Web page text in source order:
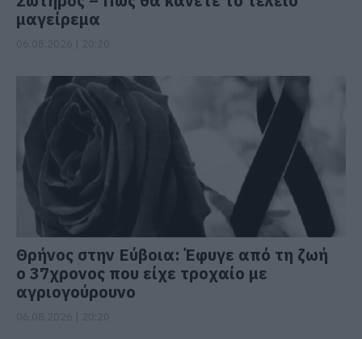
μαγείρεμα
Θρήνος στην Εύβοια: Έφυγε από τη ζωή
ο 37χρονος που είχε τροχαίο με
αγριογούρουνο